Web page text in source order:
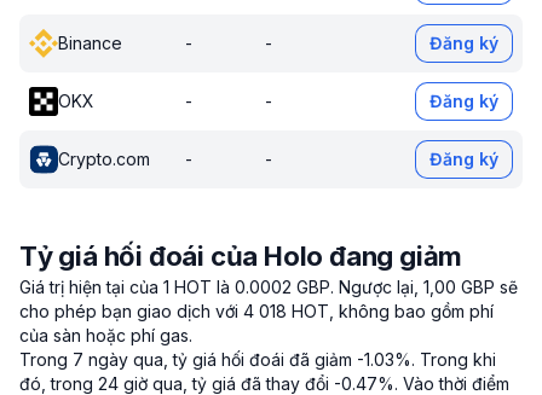
Binance - - Đăng ký
OKX - - Đăng ký
Crypto.com - - Đăng ký
Tỷ giá hối đoái của Holo đang giảm
Giá trị hiện tại của 1 HOT là 0.0002 GBP. Ngược lại, 1,00 GBP sẽ
cho phép bạn giao dịch với 4 018 HOT, không bao gồm phí
của sàn hoặc phí gas.
Trong 7 ngày qua, tỷ giá hối đoái đã giảm -1.03%. Trong khi
đó, trong 24 giờ qua, tỷ giá đã thay đổi -0.47%. Vào thời điểm